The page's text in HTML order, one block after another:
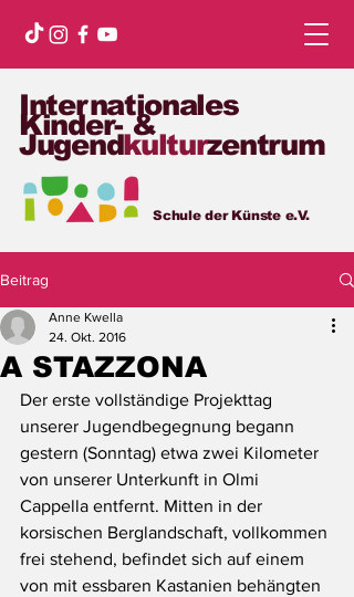
Internationales
Kinder- &
Jugendkulturzentrum
Schule der Künste e.V.
Beitrag
A STAZZONA
Anne Kwella
24. Okt. 2016
Der erste vollständige Projekttag
unserer Jugendbegegnung begann
gestern (Sonntag) etwa zwei Kilometer
von unserer Unterkunft in Olmi
Cappella entfernt. Mitten in der
korsischen Berglandschaft, vollkommen
frei stehend, befindet sich auf einem
von mit essbaren Kastanien behängten